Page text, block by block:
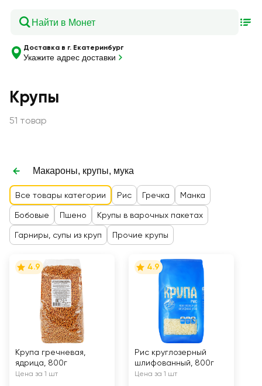
Доставка в г. Екатеринбург
Укажите адрес доставки
Крупы
51 товар
Макароны, крупы, мука
Все товары категории Рис Гречка Манка
Бобовые Пшено Крупы в варочных пакетах
Гарниры, супы из круп Прочие крупы
4.9
Крупа гречневая,
ядрица, 800г
Цена за 1 шт
4.9
Рис круглозерный
шлифованный, 800г
Цена за 1 шт